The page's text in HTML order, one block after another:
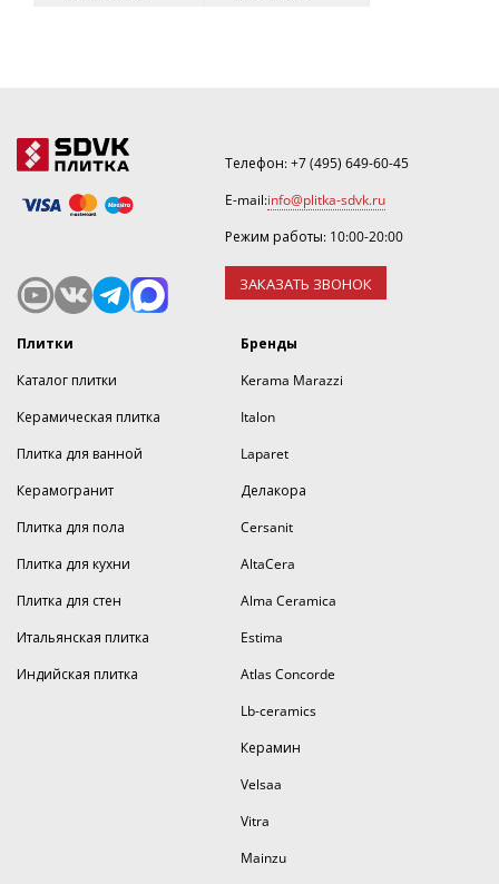
Телефон:+7 (495) 649-60-45
E-mail:info@plitka-sdvk.ru
Режим работы: 10:00-20:00
ЗАКАЗАТЬ ЗВОНОК
Плитки
Каталог плитки
Керамическая плитка
Плитка для ванной
Керамогранит
Плитка для пола
Плитка для кухни
Плитка для стен
Итальянская плитка
Индийская плитка
Бренды
Kerama Marazzi
Italon
Laparet
Делакора
Cersanit
AltaCera
Alma Ceramica
Estima
Atlas Concorde
Lb-ceramics
Керамин
Velsaa
Vitra
Mainzu